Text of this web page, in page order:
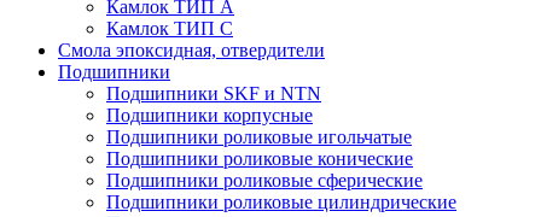
Камлок ТИП А
Камлок ТИП С
Смола эпоксидная, отвердители
Подшипники
Подшипники SKF и NTN
Подшипники корпусные
Подшипники роликовые игольчатые
Подшипники роликовые конические
Подшипники роликовые сферические
Подшипники роликовые цилиндрические